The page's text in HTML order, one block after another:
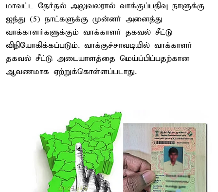
மாவட்ட தேர்தல் அலுவலரால் வாக்குப்பதிவு நாளுக்கு
ஐந்து (5) நாட்களுக்கு முன்னர் அனைத்து
வாக்காளர்களுக்கும் வாக்காளர் தகவல் சீட்டு
விநியோகிக்கப்படும். வாக்குச்சாவடியில் வாக்காளர்
தகவல் சீட்டு அடையாளத்தை மெய்ப்பிப்பதற்கான
ஆவணமாக ஏற்றுக்கொள்ளப்படாது.